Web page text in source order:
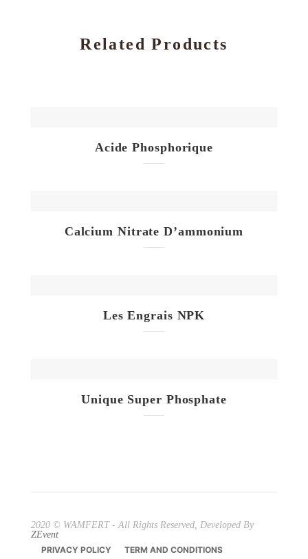
Related Products
Acide Phosphorique
Calcium Nitrate D’ammonium
Les Engrais NPK
Unique Super Phosphate
2020 © WAMFERT - All Rights Reserved, Developed By
ZEvent
PRIVACY POLICY
TERM AND CONDITIONS